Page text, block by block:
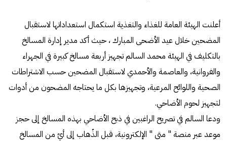
أعلنت الهيئة العامة للغذاء والتغذية استكمال استعداداتها لاستقبال
المضحين خلال عيد الأضحى المبارك ، حيث أكد مدير إدارة المسالخ
بالتكليف في الهيئة محمد السالم تجهيز أربعة مسالخ كبيرة في الجهراء
والفروانية، والعاصمة والأحمدي لاستقبال المضحين حسب الاشتراطات
الصحية واللوائح المرعية، وتجهيزها بكل ما يحتاجه المضحون من أدوات
لتجهيز لحوم الأضاحي.
ودعا السالم في تصريح الراغبين في ذبح الأضاحي بهذه المسالخ إلى حجز
موعد عبر منصة " متى " الإلكترونية، قبل الذّهاب إلى أيّ من المسالخ